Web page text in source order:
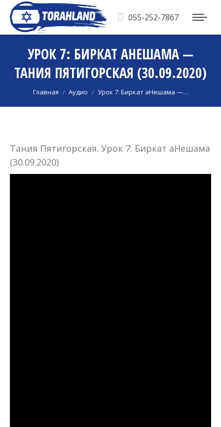
055-252-7867
УРОК 7: БИРКАТ АНЕШАМА —
ТАНИЯ ПЯТИГОРСКАЯ (30.09.2020)
Вы здесь:
Главная Аудио Урок 7: Биркат аНешама —…
Тания Пятигорская. Урок 7: Биркат аНешама
(30.09.2020)